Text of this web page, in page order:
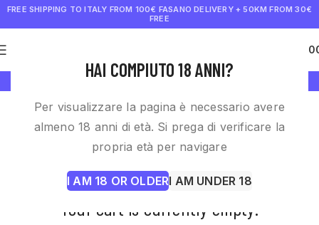
HAI COMPIUTO 18 ANNI?
Per visualizzare la pagina è necessario avere
almeno 18 anni di età. Si prega di verificare la
propria età per navigare
I AM 18 OR OLDERI AM UNDER 18
FREE SHIPPING TO ITALY FROM 100€ FASANO DELIVERY + 50KM FROM 30€
FREE
SHOPPING CART
Your cart is currently empty.